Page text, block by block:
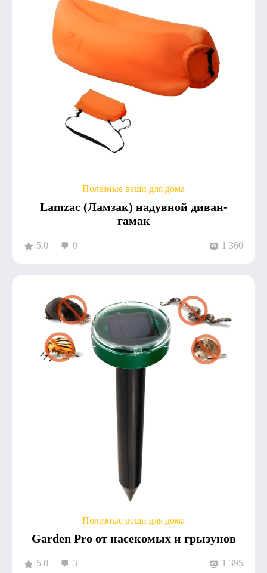
Полезные вещи для дома
Lamzac (Ламзак) надувной диван-
гамак
5.0 0 1 360
Полезные вещи для дома
Garden Pro от насекомых и грызунов
5.0 3 1 395